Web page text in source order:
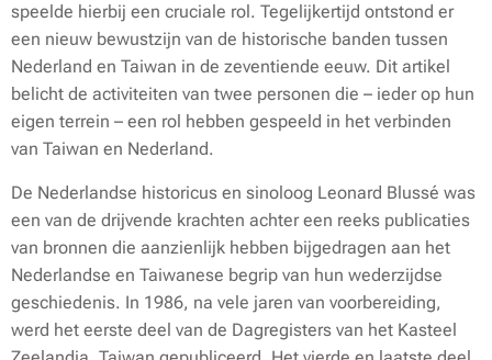
speelde hierbij een cruciale rol. Tegelijkertijd ontstond er
een nieuw bewustzijn van de historische banden tussen
Nederland en Taiwan in de zeventiende eeuw. Dit artikel
belicht de activiteiten van twee personen die – ieder op hun
eigen terrein – een rol hebben gespeeld in het verbinden
van Taiwan en Nederland.
De Nederlandse historicus en sinoloog Leonard Blussé was
een van de drijvende krachten achter een reeks publicaties
van bronnen die aanzienlijk hebben bijgedragen aan het
Nederlandse en Taiwanese begrip van hun wederzijdse
geschiedenis. In 1986, na vele jaren van voorbereiding,
werd het eerste deel van de Dagregisters van het Kasteel